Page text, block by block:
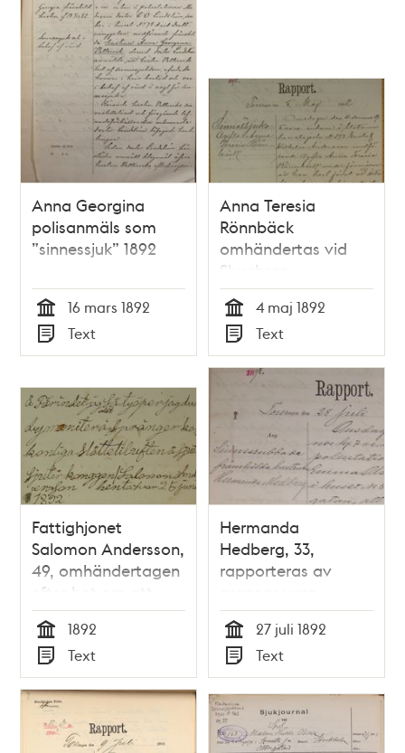
Anna Georgina
polisanmäls som
”sinnessjuk” 1892
Tid
16 mars 1892
Typ
Text
Anna Teresia
Rönnbäck
omhändertas vid
Slussbron –
polisrapport
inlämnad till
dårdiariet 5 maj
1892
Tid
4 maj 1892
Typ
Text
Fattighjonet
Salomon Andersson,
49, omhändertagen
efter hot om att
spränga slottet i
luften - dårdiariet
sommaren 1892
Tid
1892
Typ
Text
Hermanda
Hedberg, 33,
rapporteras av
oförmögen att ta
hand om sina barn -
polisrapport
inkommen till
dårdiariet 28 juli
1892
Tid
27 juli 1892
Typ
Text